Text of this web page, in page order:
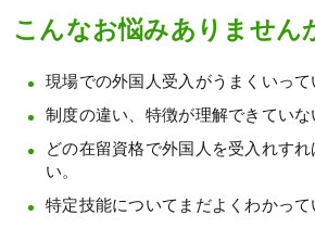
こんなお悩みありません
現場での外国人受入がうまくいって
制度の違い、特徴が理解できていな
どの在留資格で外国人を受入れす
い。
特定技能についてまだよくわかって